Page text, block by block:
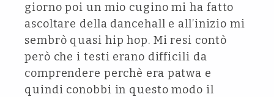
giorno poi un mio cugino mi ha fatto
ascoltare della dancehall e all’inizio mi
sembrò quasi hip hop. Mi resi contò
però che i testi erano difficili da
comprendere perchè era patwa e
quindi conobbi in questo modo il